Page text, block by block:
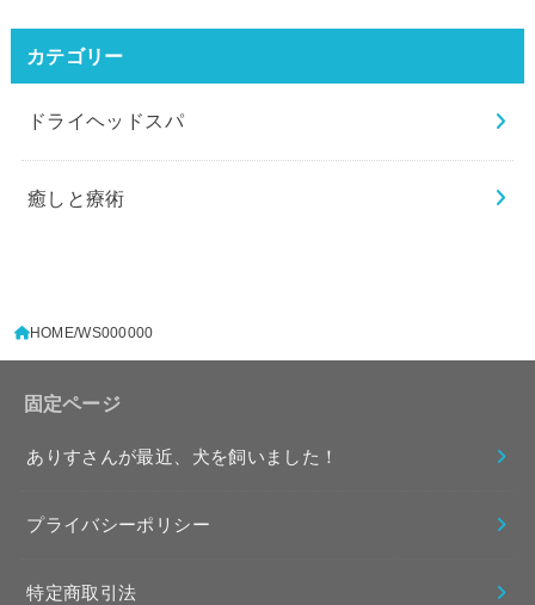
カテゴリー
ドライヘッドスパ
癒しと療術
HOME WS000000
固定ページ
ありすさんが最近、犬を飼いました！
プライバシーポリシー
特定商取引法